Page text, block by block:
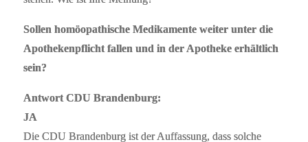
Sollen homöopathische Medikamente weiter unter die
Apothekenpflicht fallen und in der Apotheke erhältlich
sein?
Antwort CDU Brandenburg:
JA
Die CDU Brandenburg ist der Auffassung, dass solche